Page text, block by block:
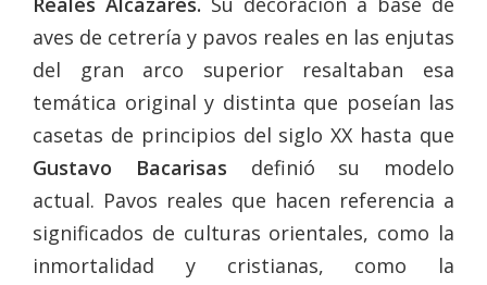
aves de cetrería y pavos reales en las enjutas
del gran arco superior resaltaban esa
temática original y distinta que poseían las
casetas de principios del siglo XX hasta que
Gustavo Bacarisas definió su modelo
actual. Pavos reales que hacen referencia a
significados de culturas orientales, como la
inmortalidad y cristianas, como la